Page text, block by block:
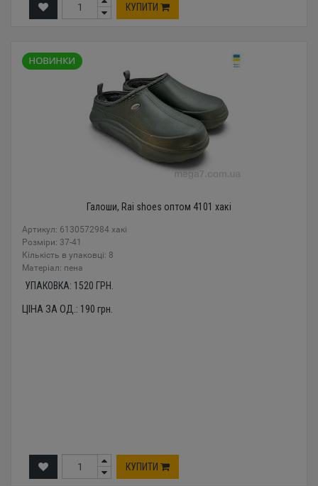
КУПИТИ
Галоши, Rai shoes оптом 4101 хакі
Артикул: 6130572984 хакі
Розміри: 37-41
Кількість в упаковці: 8
Mатеріал: пена
УПАКОВКА: 1520 ГРН.
ЦІНА ЗА ОД.: 190 грн.
КУПИТИ